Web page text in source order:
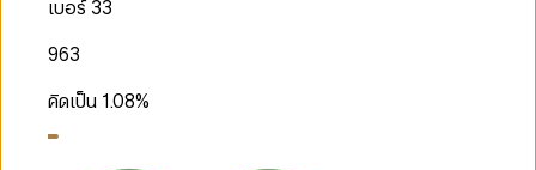
เบอร์ 33
963
คิดเป็น 1.08%